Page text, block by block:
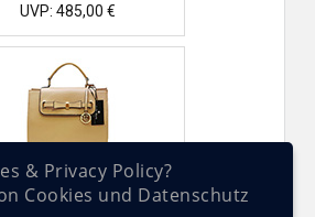
UVP: 485,00 €
Stella Maris THB°9
UVP: 485,00 €
& Privacy Policy?
Cookies und Datenschutz